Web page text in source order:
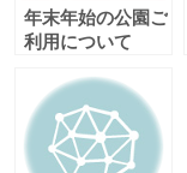
年末年始の公園ご
利用について